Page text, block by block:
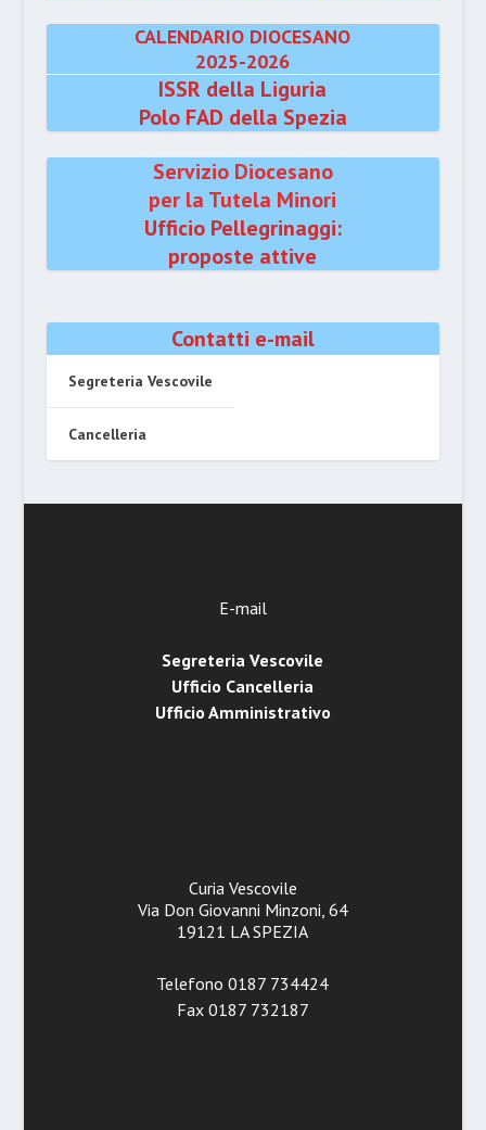
CALENDARIO DIOCESANO
2025-2026
ISSR della Liguria
Polo FAD della Spezia
Servizio Diocesano
per la Tutela Minori
Ufficio Pellegrinaggi:
proposte attive
Contatti e-mail
Segreteria Vescovile
Cancelleria
E-mail
Segreteria Vescovile
Ufficio Cancelleria
Ufficio Amministrativo
Curia Vescovile
Via Don Giovanni Minzoni, 64
19121 LA SPEZIA
Telefono 0187 734424
Fax 0187 732187